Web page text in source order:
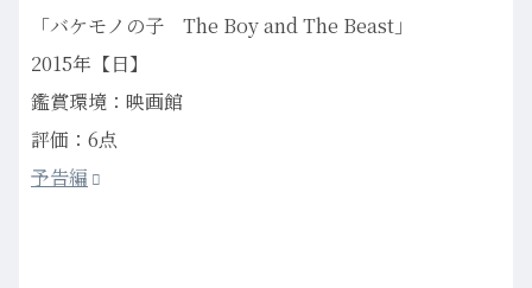
「バケモノの子 The Boy and The Beast」
2015年【日】
鑑賞環境：映画館
評価：6点
予告編